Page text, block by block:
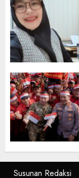
Susunan Redaksi